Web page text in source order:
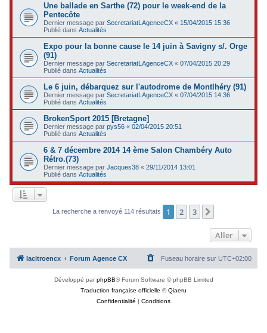
Une ballade en Sarthe (72) pour le week-end de la
Pentecôte
Dernier message parSecretariatLAgenceCX « 15/04/2015 15:36
Publié dansActualités
Expo pour la bonne cause le 14 juin à Savigny s/. Orge
(91)
Dernier message parSecretariatLAgenceCX «07/04/2015 20:29
Publié dansActualités
Le 6 juin, débarquez sur l'autodrome de Montlhéry (91)
Dernier message parSecretariatLAgenceCX «07/04/2015 14:36
Publié dansActualités
BrokenSport 2015 [Bretagne]
Dernier message parpys56 «02/04/2015 20:51
Publié dansActualités
6 & 7 décembre 2014 14 ème Salon Chambéry Auto
Rétro.(73)
Dernier message parJacques38 «29/11/2014 13:01
Publié dansActualités
La recherche a renvoyé 114 résultats 1 2 3
Aller
lacitroencx Forum Agence CX Fuseau horaire sur UTC+02:00
Développé parphpBB® Forum Software © phpBB Limited
Traduction française officielle ©Qiaeru
Confidentialité | Conditions